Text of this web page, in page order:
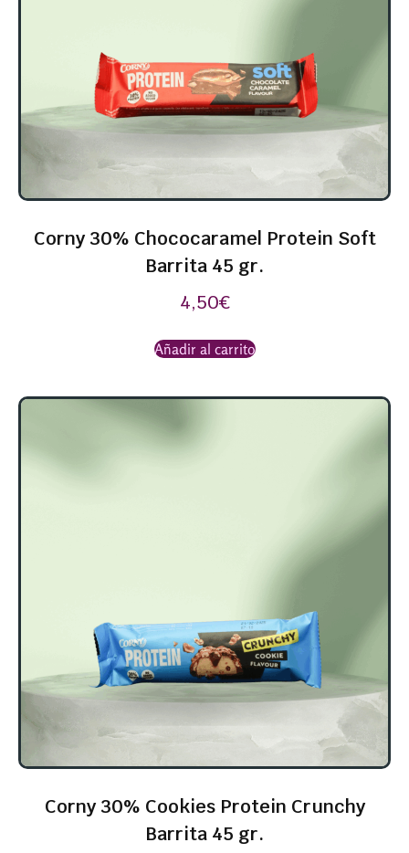
Corny 30% Chococaramel Protein Soft
Barrita 45 gr.
4,50€
Añadir al carrito
Corny 30% Cookies Protein Crunchy
Barrita 45 gr.